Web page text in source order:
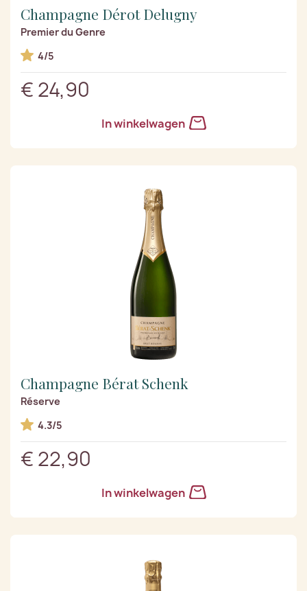
Champagne Dérot Delugny
Premier du Genre
4/5
€ 24,90
In winkelwagen
Champagne Bérat Schenk
Réserve
4.3/5
€ 22,90
In winkelwagen